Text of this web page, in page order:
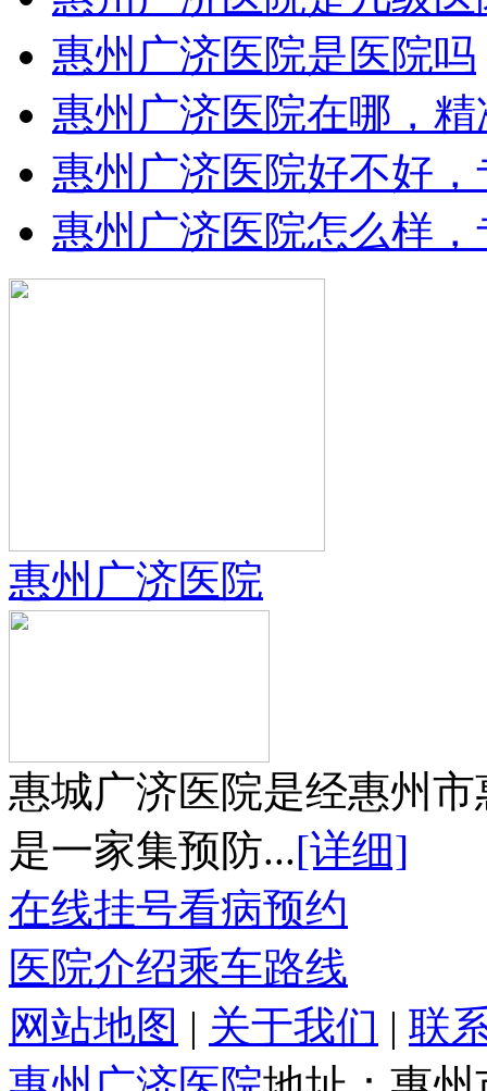
惠州广济医院是医院吗
惠州广济医院在哪，精
惠州广济医院好不好，
惠州广济医院怎么样，
惠州广济医院
惠城广济医院是经惠州
是一家集预防...[详细]
在线挂号看病预约
医院介绍乘车路线
网站地图 | 关于我们 | 联